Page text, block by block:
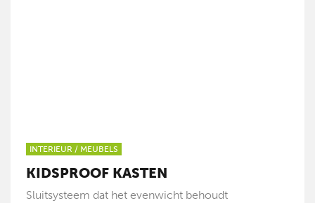
INTERIEUR / MEUBELS
KIDSPROOF KASTEN
Sluitsysteem dat het evenwicht behoudt